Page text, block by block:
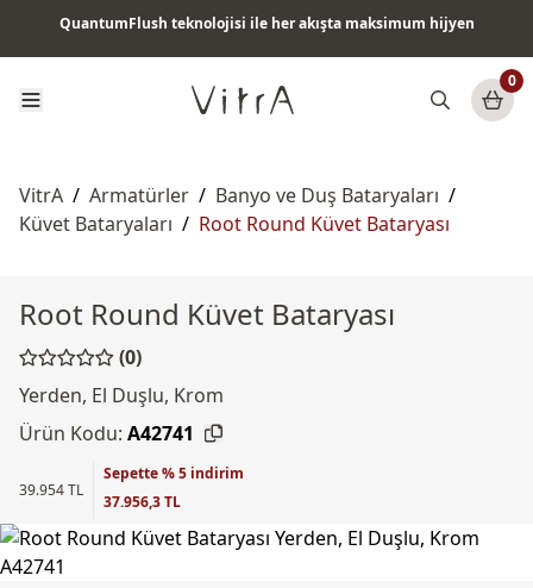
QuantumFlush teknolojisi ile her akışta maksimum hijyen
0
VitrA / Armatürler / Banyo ve Duş Bataryaları /
Küvet Bataryaları / Root Round Küvet Bataryası
Root Round Küvet Bataryası
(0)
Yerden, El Duşlu, Krom
Ürün Kodu: A42741
39.954 TL
Sepette % 5 indirim
37.956,3 TL